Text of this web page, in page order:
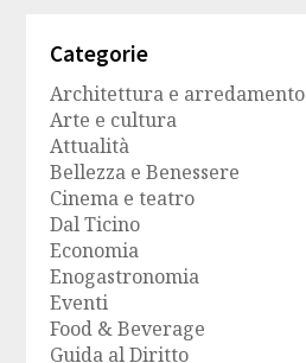
Categorie
Architettura e arredamento
Arte e cultura
Attualità
Bellezza e Benessere
Cinema e teatro
Dal Ticino
Economia
Enogastronomia
Eventi
Food & Beverage
Guida al Diritto